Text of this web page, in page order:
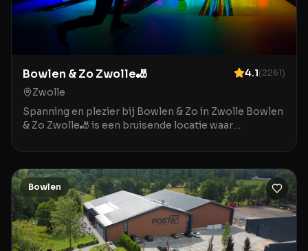
Bowlen & Zo Zwolle🎳 4.1(2261)
Zwolle
Spanning en plezier bij Bowlen & Zo in Zwolle Bowlen
& Zo Zwolle🎳 is een bruisende locatie waar
hart v
Bowlen